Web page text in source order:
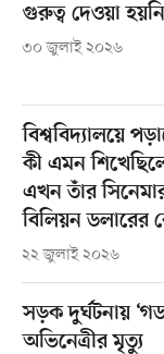
গুরুত্ব দেওয়া
৩০ জুলাই ২০২৬
বিশ্ববিদ্যালয়ে
কী এমন
এখন তাঁর
বিলিয়ন ডলারের
২২ জুলাই ২০২৬
সড়ক দুর্ঘটনায়
অভিনেত্রীর মৃত্যু